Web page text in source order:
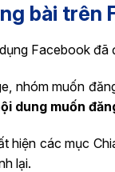
bài trên
Facebook đã
nhóm muốn
dung muốn
hiện các mục
lại.